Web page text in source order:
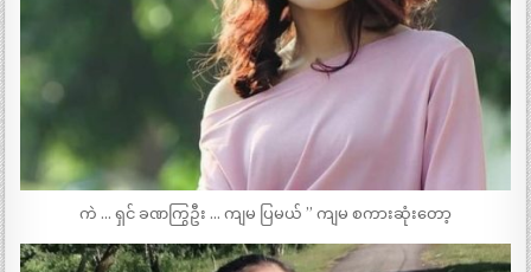
ကဲ … ရှင် ခဏကြွဦး … ကျမ ပြမယ် ” ကျမ စကားဆုံးတော့